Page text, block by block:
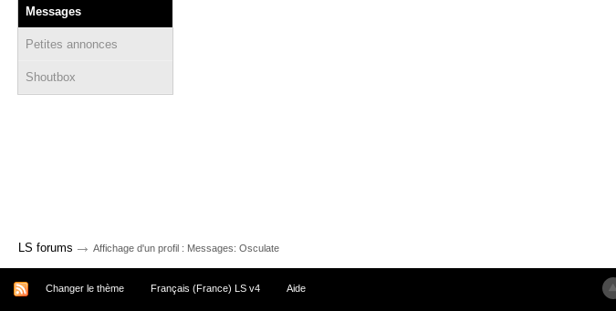
Messages
Petites annonces
Shoutbox
LS forums → Affichage d'un profil : Messages: Osculate
Changer le thème Français (France) LS v4 Aide